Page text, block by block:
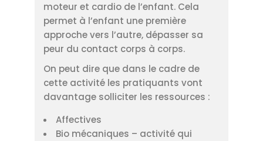
moteur et cardio de l’enfant. Cela
permet à l’enfant une première
approche vers l’autre, dépasser sa
peur du contact corps à corps.
On peut dire que dans le cadre de
cette activité les pratiquants vont
davantage solliciter les ressources :
Affectives
Bio mécaniques – activité qui